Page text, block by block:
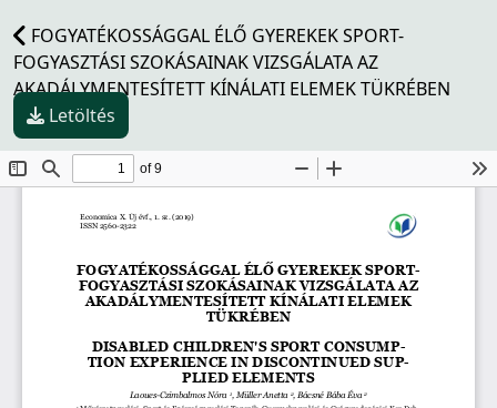
FOGYATÉKOSSÁGGAL ÉLŐ GYEREKEK SPORT-
FOGYASZTÁSI SZOKÁSAINAK VIZSGÁLATA AZ
AKADÁLYMENTESÍTETT KÍNÁLATI ELEMEK TÜKRÉBEN
Letöltés